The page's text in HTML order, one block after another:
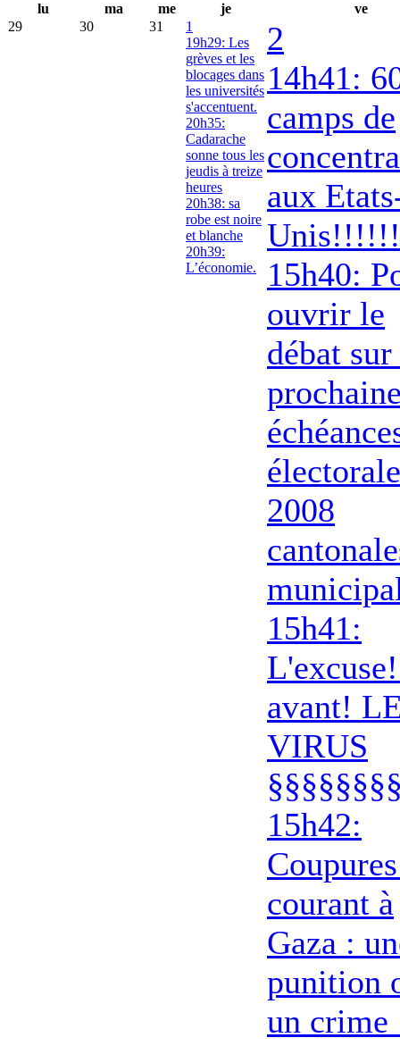
lu
ma me je
ve
29
30 31
1
19h29: Les
grèves et les
blocages dans
les universités
s'accentuent.
20h35:
Cadarache
sonne tous les
jeudis à treize
heures
20h38: sa
robe est noire
et blanche
20h39:
L’économie.
2
14h41:
camps de
aux
Unis!!!!!!
15h40:
ouvrir le
débat
2008
15h41:
avant!
VIRUS
15h42:
courant à
Gaza :
punition
un